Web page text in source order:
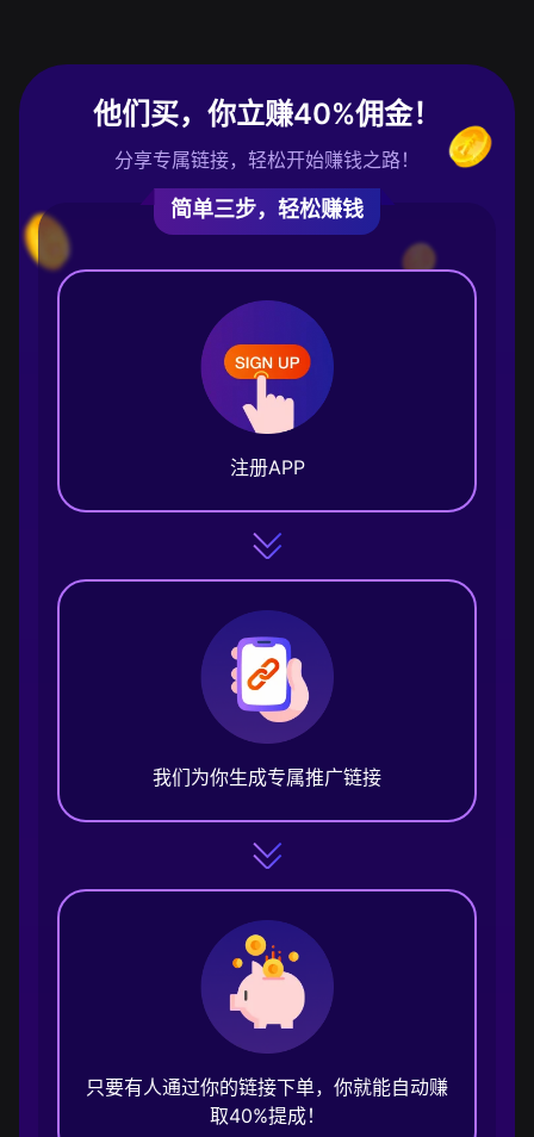
他们买，你立赚40%佣金！
分享专属链接，轻松开始赚钱之路！
简单三步，轻松赚钱
注册APP
我们为你生成专属推广链接
只要有人通过你的链接下单，你就能自动赚
取40%提成！